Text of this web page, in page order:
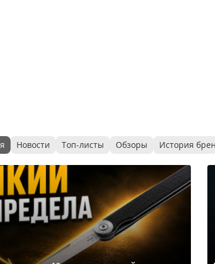
Новости Топ-листы Обзоры История